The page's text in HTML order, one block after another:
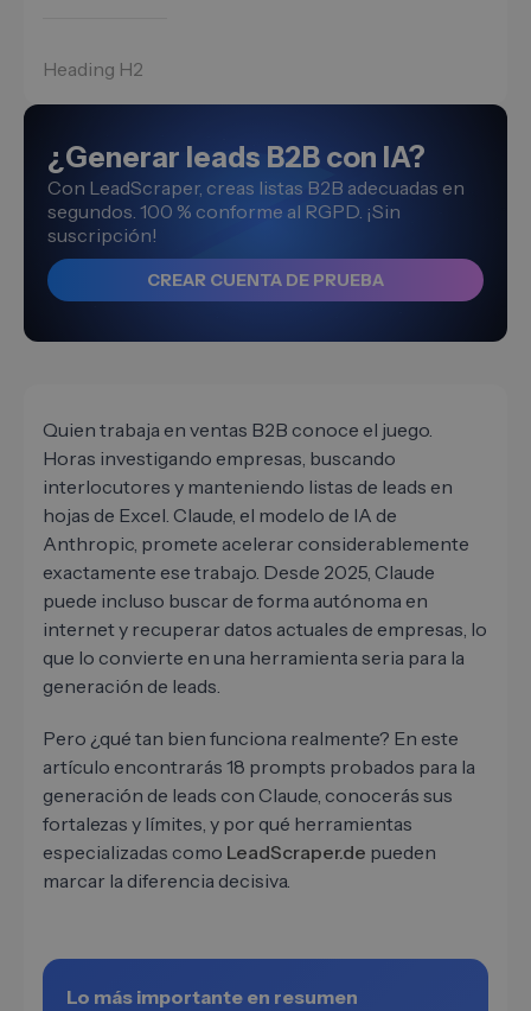
Heading H2
¿Generar leads B2B con IA?
Con LeadScraper, creas listas B2B adecuadas en
segundos. 100 % conforme al RGPD. ¡Sin
suscripción!
CREAR CUENTA DE PRUEBA
Quien trabaja en ventas B2B conoce el juego.
Horas investigando empresas, buscando
interlocutores y manteniendo listas de leads en
hojas de Excel. Claude, el modelo de IA de
Anthropic, promete acelerar considerablemente
exactamente ese trabajo. Desde 2025, Claude
puede incluso buscar de forma autónoma en
internet y recuperar datos actuales de empresas, lo
que lo convierte en una herramienta seria para la
generación de leads.
Pero ¿qué tan bien funciona realmente? En este
artículo encontrarás 18 prompts probados para la
generación de leads con Claude, conocerás sus
fortalezas y límites, y por qué herramientas
especializadas como LeadScraper.de pueden
marcar la diferencia decisiva.
Lo más importante en resumen